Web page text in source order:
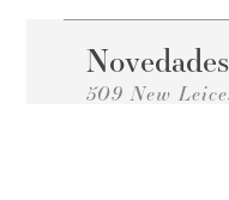
509 New